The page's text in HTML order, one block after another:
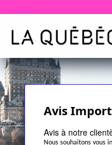
Avis
Avis à notre
Nous souhaitons vous